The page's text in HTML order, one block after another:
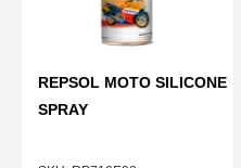
REPSOL MOTO SILICONE
SPRAY